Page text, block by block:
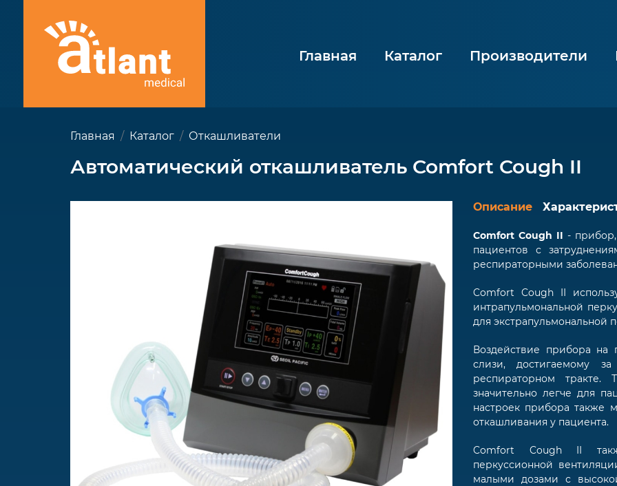
Главная Каталог Производители
Главная Каталог Откашливатели
Автоматический откашливатель Comfort Cough II
Описание
Comfort Cough II -
пациентов с
респираторными
Comfort Cough II
интрапульмональной
для экстрапульмональной
Воздействие прибора на
слизи, достигаемому
респираторном тракте.
значительно легче для
настроек прибора также
откашливания у пациента.
Comfort Cough II
перкуссионной
малыми дозами с